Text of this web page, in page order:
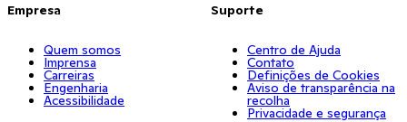
Empresa
Quem somos
Imprensa
Carreiras
Engenharia
Acessibilidade
Suporte
Centro de Ajuda
Contato
Definições de Cookies
Aviso de transparência na
recolha
Privacidade e segurança